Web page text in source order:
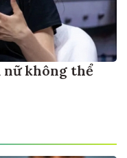
nữ không thể